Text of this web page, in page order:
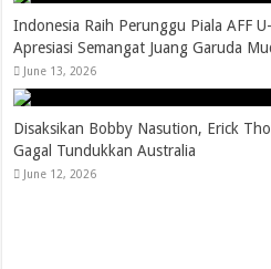
Indonesia Raih Perunggu Piala AFF
Apresiasi Semangat Juang Garuda
June 13, 2026
Disaksikan Bobby Nasution, Erick
Gagal Tundukkan Australia
June 12, 2026